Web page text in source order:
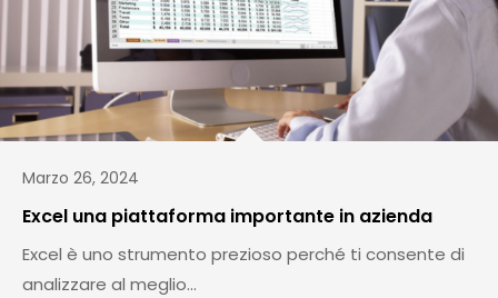
Marzo 26, 2024
Excel una piattaforma importante in azienda
Excel è uno strumento prezioso perché ti consente di
analizzare al meglio...